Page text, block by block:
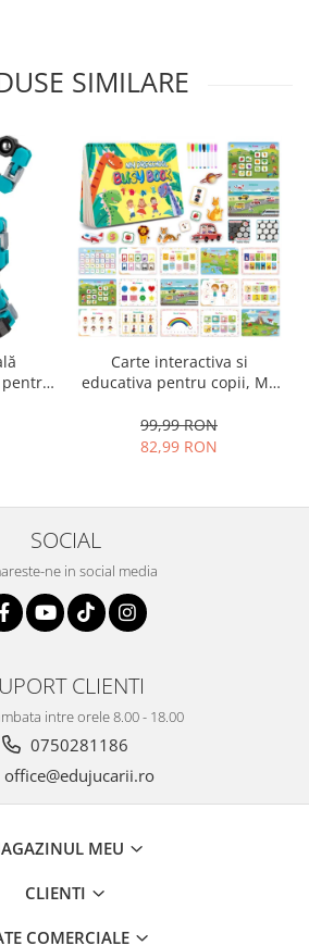
SIMILARE
pentru
Carte interactiva si
educativa pentru copii, My
pagini activitati multiple,
stickere repozitionabile,
99,99 RON
82,99 RON
SOCIAL
ne in social media
CLIENTI
intre orele 8.00 - 18.00
0750281186
office@edujucarii.ro
MEU
CLIENTI
COMERCIALE